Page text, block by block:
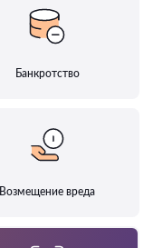
Банкротство
Возмещение вреда